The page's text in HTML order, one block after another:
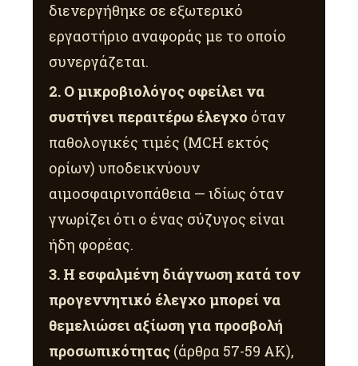
διενεργήθηκε σε εξωτερικό
εργαστήριο αναφοράς με το οποίο
συνεργάζεται.
2. Ο μικροβιολόγος οφείλει να
συστήνει περαιτέρω έλεγχο όταν
παθολογικές τιμές (MCH εκτός
ορίων) υποδεικνύουν
αιμοσφαιρινοπάθεια — ιδίως όταν
γνωρίζει ότι ο ένας σύζυγος είναι
ήδη φορέας.
3. Η εσφαλμένη διάγνωση κατά τον
προγεννητικό έλεγχο μπορεί να
θεμελιώσει αξίωση για προσβολή
προσωπικότητας (άρθρα 57-59 ΑΚ),